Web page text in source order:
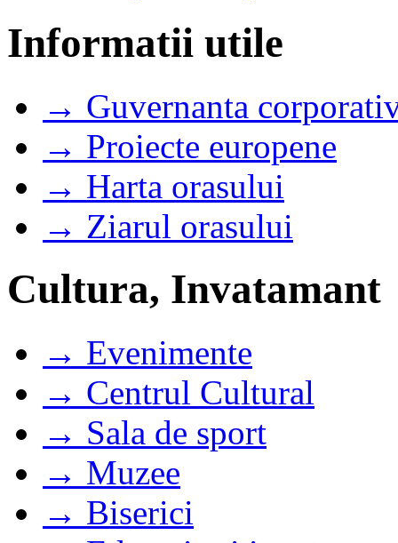
Informatii utile
→ Guvernanta
→ Proiecte europene
→ Harta orasului
→ Ziarul orasului
Cultura, Invatamant
→ Evenimente
→ Centrul Cultural
→ Sala de sport
→ Muzee
→ Biserici